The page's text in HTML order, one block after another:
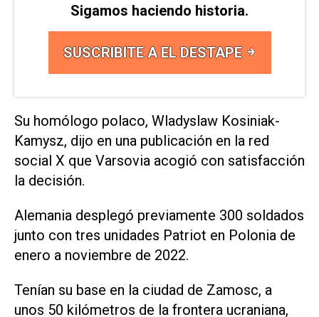
Sigamos haciendo historia.
SUSCRIBITE A EL DESTAPE
Su homólogo polaco, Wladyslaw Kosiniak-
Kamysz, dijo en una publicación en la red
social X que Varsovia acogió con satisfacción
la decisión.
Alemania desplegó previamente 300 soldados
junto con tres unidades Patriot en Polonia de
enero a noviembre de 2022.
Tenían su base en la ciudad de Zamosc, a
unos 50 kilómetros de la frontera ucraniana,